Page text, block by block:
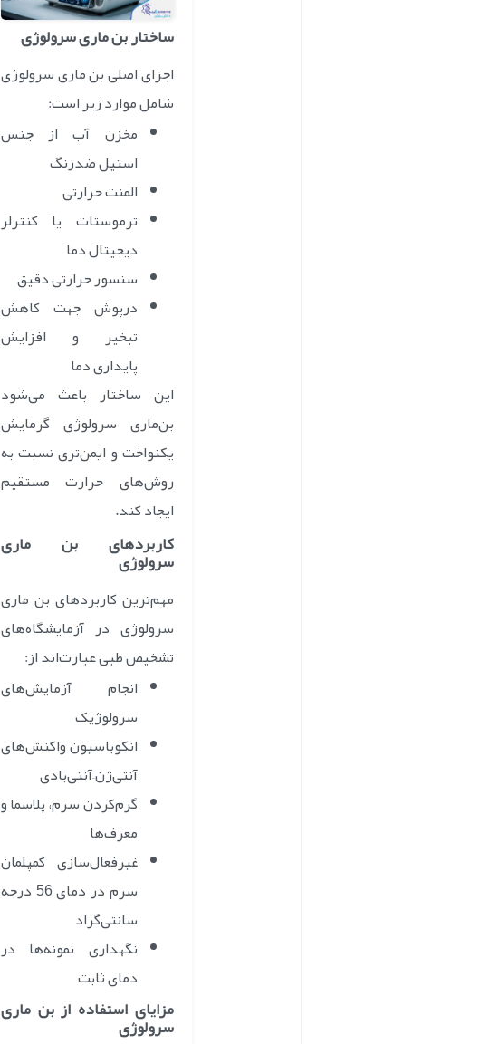
ساختار بن ماری سرولوژی
اجزای اصلی بن ماری سرولوژی
شامل موارد زیر است:
مخزن آب از جنس
استیل ضدزنگ
المنت حرارتی
ترموستات یا کنترلر
دیجیتال دما
سنسور حرارتی دقیق
درپوش جهت کاهش
تبخیر و افزایش
پایداری دما
این ساختار باعث می‌شود
بن‌ماری سرولوژی گرمایش
یکنواخت و ایمن‌تری نسبت به
روش‌های حرارت مستقیم
ایجاد کند.
کاربردهای بن ماری
سرولوژی
مهم‌ترین کاربردهای بن ماری
سرولوژی در آزمایشگاه‌های
تشخیص طبی عبارت‌اند از:
انجام آزمایش‌های
سرولوژیک
انکوباسیون واکنش‌های
آنتی‌ژن–آنتی‌بادی
گرم‌کردن سرم، پلاسما و
معرف‌ها
غیرفعال‌سازی کمپلمان
سرم در دمای 56 درجه
سانتی‌گراد
نگهداری نمونه‌ها در
دمای ثابت
مزایای استفاده از بن ماری
سرولوژی